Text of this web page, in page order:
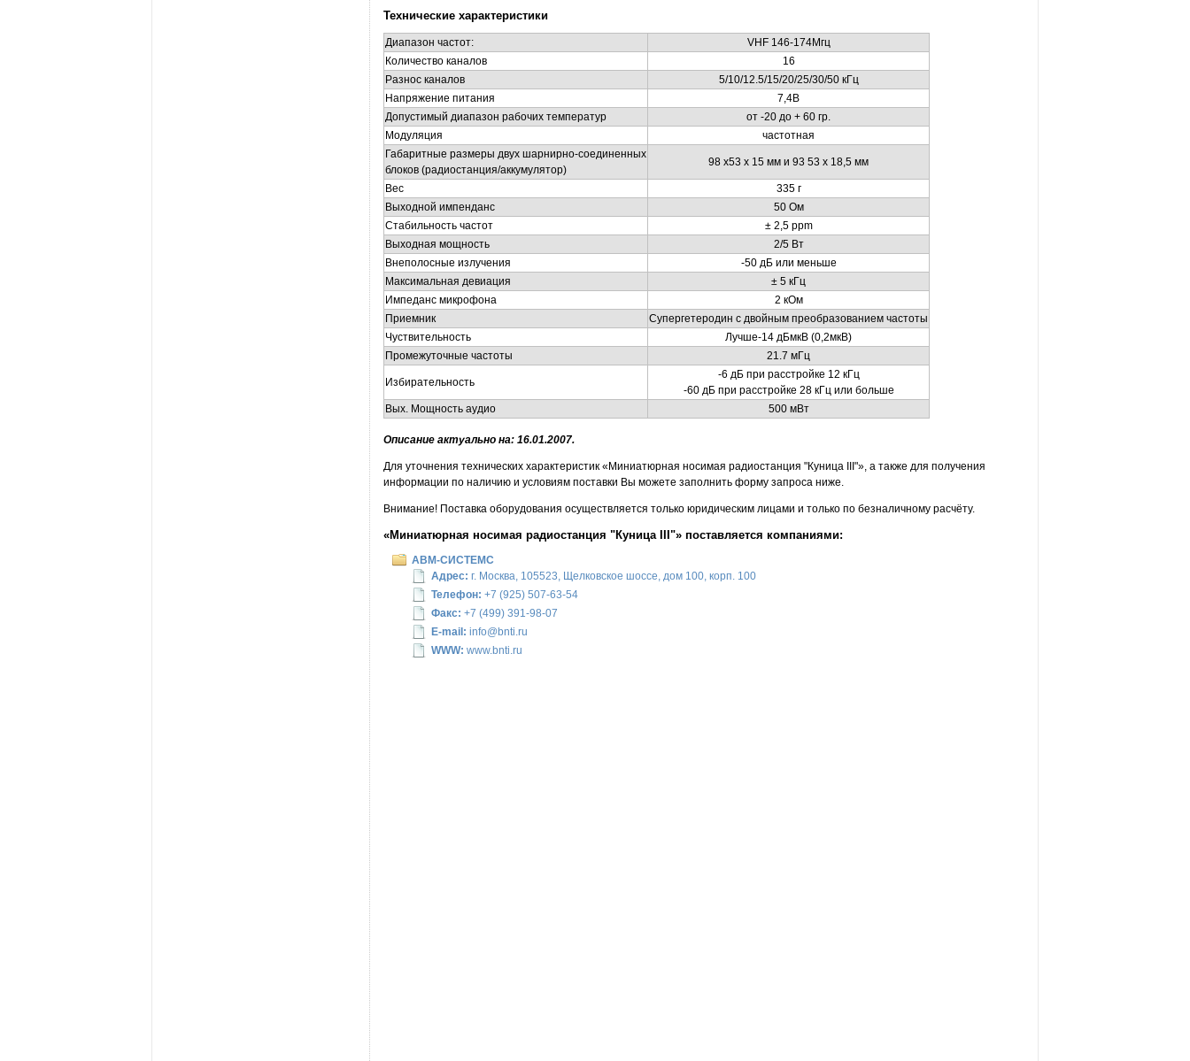
Технические характеристики
Диапазон частот: VHF 146-174Мгц
Количество каналов
16
Разнос каналов
5/10/12.5/15/20/25/30/50 кГц
Напряжение питания
7,4В
Допустимый диапазон рабочих температур
от -20 до + 60 гр.
Модуляция
частотная
Габаритные размеры двух шарнирно-соединенных
блоков (радиостанция/аккумулятор)
98 х53 х 15 мм и 93 53 х 18,5 мм
Вес
335 г
Выходной импенданс
50 Ом
Стабильность частот
± 2,5 ppm
Выходная мощность
2/5 Вт
Внеполосные излучения
-50 дБ или меньше
Максимальная девиация
± 5 кГц
Импеданс микрофона
2 кОм
Приемник
Супергетеродин с двойным преобразованием частоты
Чуствительность
Лучше-14 дБмкВ (0,2мкВ)
Промежуточные частоты
21.7 мГц
Избирательность
-6 дБ при расстройке 12 кГц
-60 дБ при расстройке 28 кГц или больше
Вых. Мощность аудио
500 мВт
Описание актуально на: 16.01.2007.
Для уточнения технических характеристик «Миниатюрная носимая радиостанция "Куница III"», а также для получения
информации по наличию и условиям поставки Вы можете заполнить форму запроса ниже.
Внимание! Поставка оборудования осуществляется только юридическим лицами и только по безналичному расчёту.
«Миниатюрная носимая радиостанция "Куница III"» поставляется компаниями:
АВМ-СИСТЕМС
Адрес: г. Москва, 105523, Щелковское шоссе, дом 100, корп. 100
Телефон: +7 (925) 507-63-54
Факс: +7 (499) 391-98-07
E-mail: info@bnti.ru
WWW: www.bnti.ru